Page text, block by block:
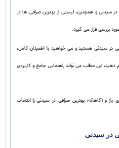
سیدنی و همچنین، لیستی از بهترین صرافی ها در
بررسی قرار می گیرد.
در سیدنی هستید و می خواهید با اطمینان کامل،
دهید، این مطلب می تواند راهنمایی جامع و کاربردی
باز و آگاهانه، بهترین صرافی در سیدنی را انتخاب
در سیدنی